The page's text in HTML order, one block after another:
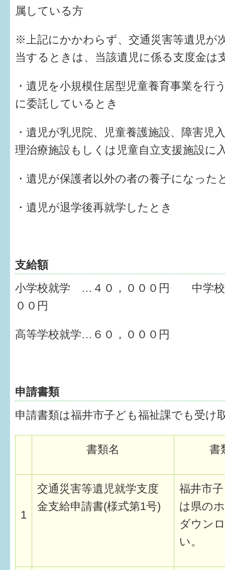
属している方
※上記にかかわらず、交通災害等遺児が
当するときは、当該遺児に係る支度金は
・遺児を小規模住居型児童養育事業を行
に委託しているとき
・遺児が乳児院、児童養護施設、障害児
理治療施設もしくは児童自立支援施設に
・遺児が保護者以外の者の養子になった
・遺児が退学後再就学したとき
支給額
小学校就学 …４０，０００円 中学校
００円
高等学校就学…６０，０００円
申請書類
申請書類は福井市子ども福祉課でも受け
書類名 書
1
交通災害等遺児就学支度
金支給申請書(様式第1号)
福井市
は県の
ダウン
い。
1歳〜3歳
3歳〜就学前
就学後〜
子育てマップ
なるほどコラム
みんなの知恵袋
食育
福井市図書館オススメの本
病気・けが 基本情報
ワンポイント英会話
ソーシャルメディア
すまいるサポート行事案内